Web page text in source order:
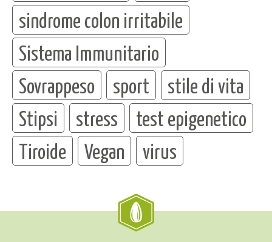
sindrome colon irritabile
Sistema Immunitario
Sovrappeso
sport
stile di vita
Stipsi
stress
test epigenetico
Tiroide
Vegan virus